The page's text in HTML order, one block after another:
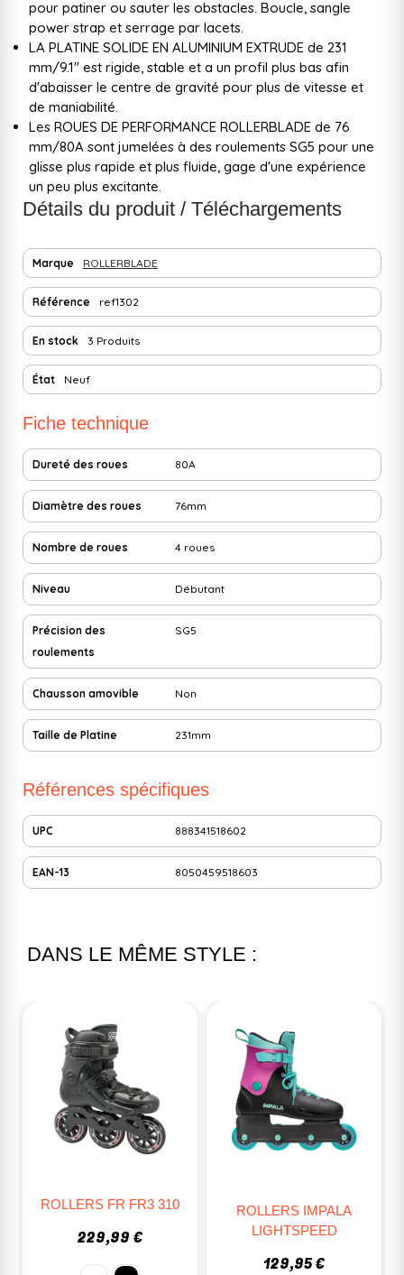
pour patiner ou sauter les obstacles. Boucle, sangle
power strap et serrage par lacets.
LA PLATINE SOLIDE EN ALUMINIUM EXTRUDE de 231
mm/9.1" est rigide, stable et a un profil plus bas afin
d'abaisser le centre de gravité pour plus de vitesse et
de maniabilité.
Les ROUES DE PERFORMANCE ROLLERBLADE de 76
mm/80A sont jumelées à des roulements SG5 pour une
glisse plus rapide et plus fluide, gage d'une expérience
un peu plus excitante.
Détails du produit / Téléchargements
Marque ROLLERBLADE
Référence ref1302
En stock 3 Produits
État Neuf
Fiche technique
Dureté des roues 80A
Diamètre des roues 76mm
Nombre de roues 4 roues
Niveau Débutant
Précision des
roulements
SG5
Chausson amovible Non
Taille de Platine 231mm
Références spécifiques
UPC 888341518602
EAN-13 8050459518603
DANS LE MÊME STYLE :
ROLLERS IMPALA
LIGHTSPEED
129,95 €
RUPTURE
ROLLERS SEBA HIGH
LIGHT 310
399,99 €